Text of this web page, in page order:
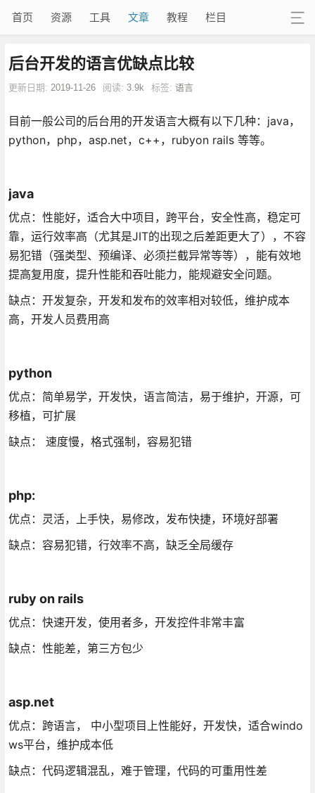
首页 资源 工具 文章 教程 栏目
后台开发的语言优缺点比较
更新日期: 2019-11-26 阅读: 3.9k 标签: 语言
目前一般公司的后台用的开发语言大概有以下几种：java，
python，php，asp.net，c++，rubyon rails 等等。
java
优点：性能好，适合大中项目，跨平台，安全性高，稳定可
靠，运行效率高（尤其是JIT的出现之后差距更大了），不容
易犯错（强类型、预编译、必须拦截异常等等），能有效地
提高复用度，提升性能和吞吐能力，能规避安全问题。
缺点：开发复杂，开发和发布的效率相对较低，维护成本
高，开发人员费用高
python
优点：简单易学，开发快，语言简洁，易于维护，开源，可
移植，可扩展
缺点： 速度慢，格式强制，容易犯错
php:
优点：灵活，上手快，易修改，发布快捷，环境好部署
缺点：容易犯错，行效率不高，缺乏全局缓存
ruby on rails
优点：快速开发，使用者多，开发控件非常丰富
缺点：性能差，第三方包少
asp.net
优点：跨语言， 中小型项目上性能好，开发快，适合windo
ws平台，维护成本低
缺点：代码逻辑混乱，难于管理，代码的可重用性差